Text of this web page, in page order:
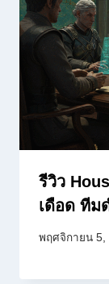
รีวิว
เดือด ทีม
พฤศจิกายน 5,